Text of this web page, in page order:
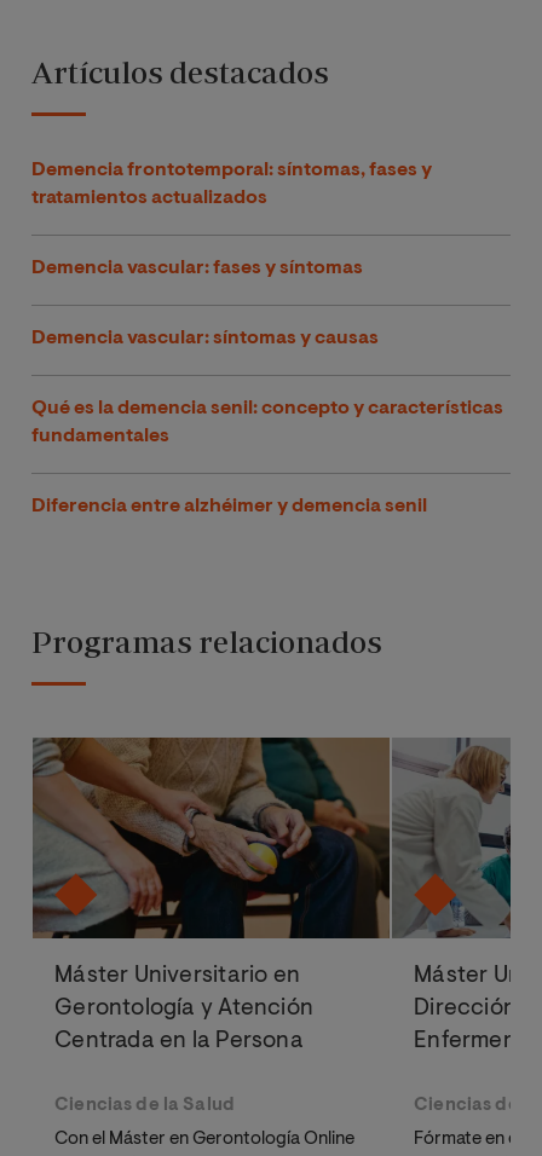
Artículos destacados
Demencia frontotemporal: síntomas, fases y
tratamientos actualizados
Demencia vascular: fases y síntomas
Demencia vascular: síntomas y causas
Qué es la demencia senil: concepto y características
fundamentales
Diferencia entre alzhéimer y demencia senil
Programas relacionados
Máster Universitario en
Gerontología y Atención
Centrada en la Persona
Ciencias de la Salud
Con el Máster en Gerontología Online
Máster
Dirección y
Enfermería
Ciencias de
Fórmate en